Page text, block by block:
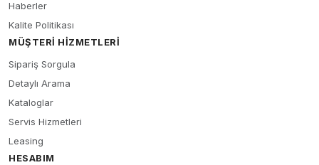
Haberler
Kalite Politikası
MÜŞTERI HIZMETLERI
Sipariş Sorgula
Detaylı Arama
Kataloglar
Servis Hizmetleri
Leasing
HESABIM